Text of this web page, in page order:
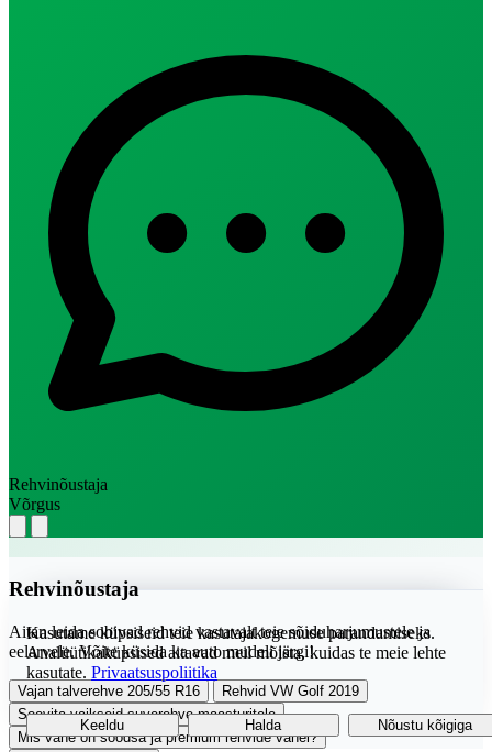
Rehvinõustaja
Võrgus
Rehvinõustaja
Aitan leida sobivad rehvid vastavalt teie sõiduharjumustele ja
eelarvele. Võite küsida ka auto mudeli järgi!
Vajan talverehve 205/55 R16
Rehvid VW Golf 2019
Soovita vaikseid suverehve maasturitele
Mis vahe on soodsa ja premium rehvide vahel?
Kasutame küpsiseid teie kasutajakogemuse parandamiseks.
Analüütikaküpsised aitavad meil mõista, kuidas te meie lehte
kasutate. Privaatsuspoliitika
Keeldu Halda Nõustu kõigiga